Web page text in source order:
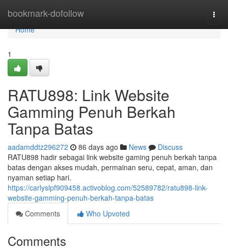
bookmark-dofollow
Home
Home
1
RATU898: Link Website
Gamming Penuh Berkah
Tanpa Batas
aadamddtz296272 86 days ago News
Discuss
RATU898 hadir sebagai link website gaming penuh berkah tanpa
batas dengan akses mudah, permainan seru, cepat, aman, dan
nyaman setiap hari.
https://carlyslpf909458.activoblog.com/52589782/ratu898-link-
website-gamming-penuh-berkah-tanpa-batas
Comments
Who Upvoted
Comments